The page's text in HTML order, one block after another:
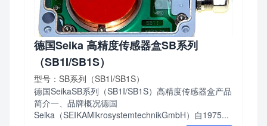
德国Seika 高精度传感器盒SB系列
（SB1I/SB1S）
型号：SB系列（SB1I/SB1S）
德国SeikaSB系列（SB1I/SB1S）高精度传感器盒产品
简介一、品牌概况德国
Seika（SEIKAMikrosystemtechnikGmbH）自1975...